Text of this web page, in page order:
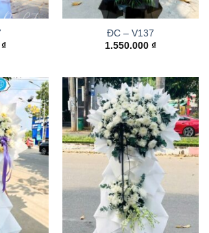
₫
ĐC – V137
1.550.000 ₫